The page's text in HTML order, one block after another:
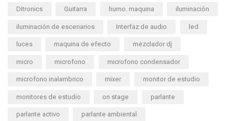
Ditronics Guitarra humo. maquina iluminación
iluminación de escenarios Interfaz de audio led
luces maquina de efecto mezclador dj
micro microfono microfono condensador
microfono inalambrico mixer monitor de estudio
monitores de estudio on stage parlante
parlante activo parlante ambiental